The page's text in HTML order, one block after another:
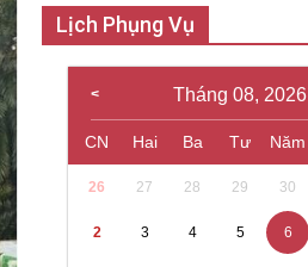
Lịch Phụng Vụ
Tháng 08, 2026
CN Hai Ba Tư Năm
26 27 28 29 30
2 3 4 5 6